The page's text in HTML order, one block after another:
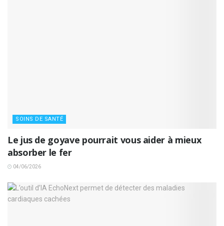
SOINS DE SANTÉ
Le jus de goyave pourrait vous aider à mieux
absorber le fer
04/06/2026